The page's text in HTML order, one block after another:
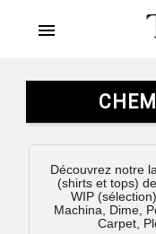
menu
Découvrez notre
(shirts et tops)
WIP
Machina, Dime,
Carpet,